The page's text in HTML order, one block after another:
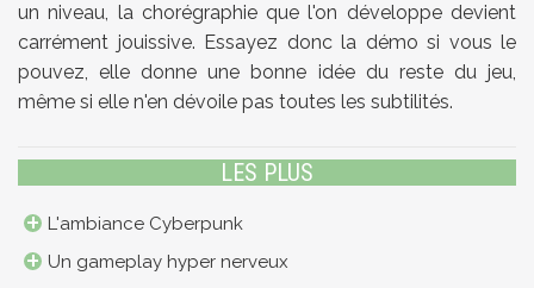
un niveau, la chorégraphie que l'on développe devient
carrément jouissive. Essayez donc la démo si vous le
pouvez, elle donne une bonne idée du reste du jeu,
même si elle n'en dévoile pas toutes les subtilités.
LES PLUS
L'ambiance Cyberpunk
Un gameplay hyper nerveux